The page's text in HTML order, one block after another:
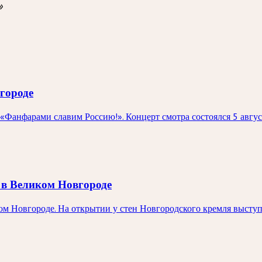
славим Россию!». Концерт смотра состоялся 5
Великом Новгороде
Новгороде. На открытии у стен Новгородского кремля